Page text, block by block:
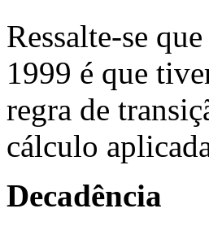
Ressalte-se
1999 é que
regra de
cálculo
Decadência